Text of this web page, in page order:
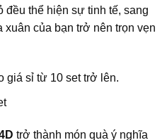
đều thể hiện sự tinh tế, sang
xuân của bạn trở nên trọn vẹn
giá sỉ từ 10 set trở lên.
trở thành món quà ý nghĩa